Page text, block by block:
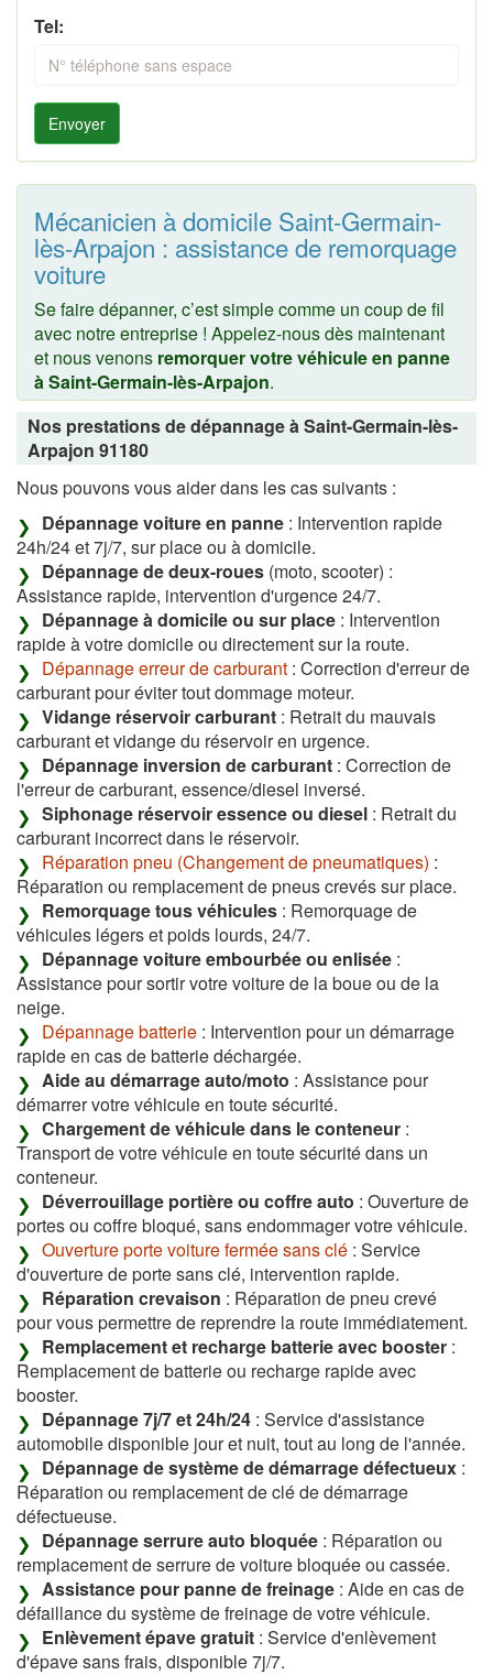
Tel:
Envoyer
Mécanicien à domicile Saint-Germain-
lès-Arpajon : assistance de remorquage
voiture
Se faire dépanner, c’est simple comme un coup de fil
avec notre entreprise ! Appelez-nous dès maintenant
et nous venons remorquer votre véhicule en panne
à Saint-Germain-lès-Arpajon.
Nos prestations de dépannage à Saint-Germain-lès-
Arpajon 91180
Nous pouvons vous aider dans les cas suivants :
Dépannage voiture en panne : Intervention rapide
24h/24 et 7j/7, sur place ou à domicile.
Dépannage de deux-roues (moto, scooter) :
Assistance rapide, intervention d'urgence 24/7.
Dépannage à domicile ou sur place : Intervention
rapide à votre domicile ou directement sur la route.
Dépannage erreur de carburant : Correction d'erreur de
carburant pour éviter tout dommage moteur.
Vidange réservoir carburant : Retrait du mauvais
carburant et vidange du réservoir en urgence.
Dépannage inversion de carburant : Correction de
l'erreur de carburant, essence/diesel inversé.
Siphonage réservoir essence ou diesel : Retrait du
carburant incorrect dans le réservoir.
Réparation pneu (Changement de pneumatiques) :
Réparation ou remplacement de pneus crevés sur place.
Remorquage tous véhicules : Remorquage de
véhicules légers et poids lourds, 24/7.
Dépannage voiture embourbée ou enlisée :
Assistance pour sortir votre voiture de la boue ou de la
neige.
Dépannage batterie : Intervention pour un démarrage
rapide en cas de batterie déchargée.
Aide au démarrage auto/moto : Assistance pour
démarrer votre véhicule en toute sécurité.
Chargement de véhicule dans le conteneur :
Transport de votre véhicule en toute sécurité dans un
conteneur.
Déverrouillage portière ou coffre auto : Ouverture de
portes ou coffre bloqué, sans endommager votre véhicule.
Ouverture porte voiture fermée sans clé : Service
d'ouverture de porte sans clé, intervention rapide.
Réparation crevaison : Réparation de pneu crevé
pour vous permettre de reprendre la route immédiatement.
Remplacement et recharge batterie avec booster :
Remplacement de batterie ou recharge rapide avec
booster.
Dépannage 7j/7 et 24h/24 : Service d'assistance
automobile disponible jour et nuit, tout au long de l'année.
Dépannage de système de démarrage défectueux :
Réparation ou remplacement de clé de démarrage
défectueuse.
Dépannage serrure auto bloquée : Réparation ou
remplacement de serrure de voiture bloquée ou cassée.
Assistance pour panne de freinage : Aide en cas de
défaillance du système de freinage de votre véhicule.
Enlèvement épave gratuit : Service d'enlèvement
d'épave sans frais, disponible 7j/7.